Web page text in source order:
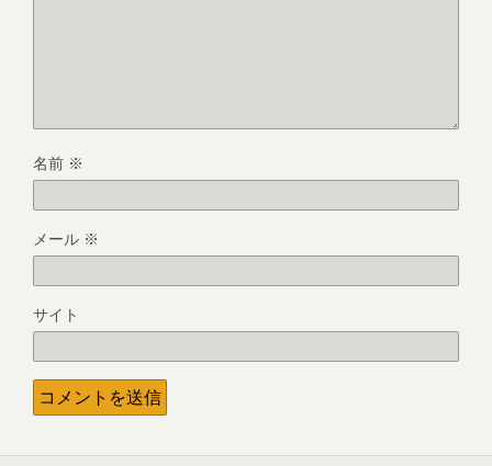
名前 ※
メール ※
サイト